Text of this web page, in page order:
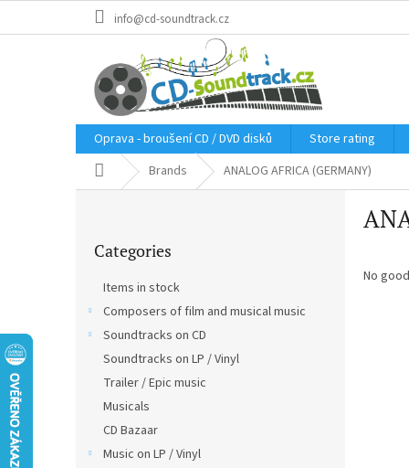
info@cd-soundtrack.cz
Oprava - broušení CD / DVD disků
Store rating
Home Brands ANALOG AFRICA (GERMANY)
categories
Categories
Items in stock
Composers of film and musical music
Soundtracks on CD
Soundtracks on LP / Vinyl
Trailer / Epic music
Musicals
CD Bazaar
Music on LP / Vinyl
No